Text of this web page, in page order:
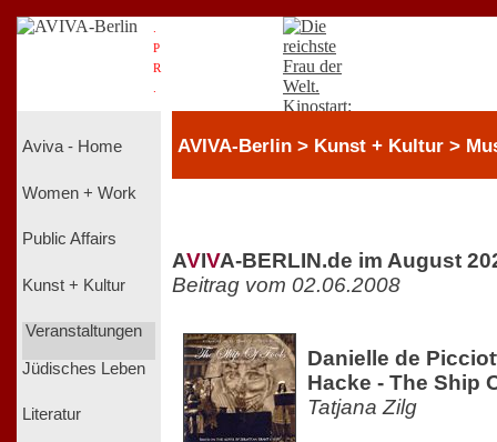
P
R
Aviva - Home
Women + Work
Public Affairs
Kunst + Kultur
Veranstaltungen
Jüdisches Leben
Literatur
AVIVA-Berlin > Kunst + Kultur >
AVIVA-BERLIN.de im August
Beitrag vom 02.06.2008
Danielle de
Hacke - The Ship
Tatjana Zilg